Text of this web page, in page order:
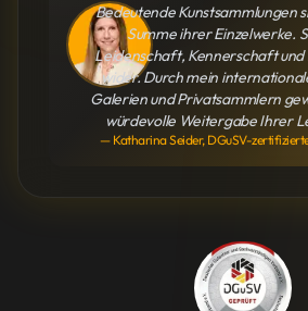
Bedeutende Kunstsammlungen
Summe ihrer Einzelwerke.
Leidenschaft, Kennerschaft und
wider. Durch mein
Galerien und Privatsammlern
würdevolle Weitergabe Ihrer
— Katharina Seider, DGuSV-